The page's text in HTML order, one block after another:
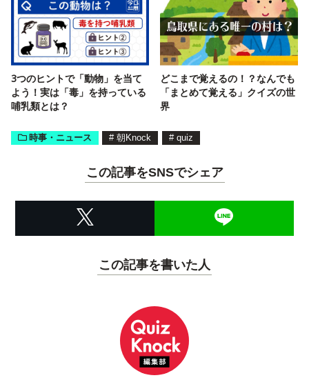
3つのヒントで「動物」を当て
よう！実は「毒」を持っている
哺乳類とは？
どこまで覚えるの！？なんでも
「まとめて覚える」クイズの世
界
時事・ニュース # 朝Knock # quiz
この記事をSNSでシェア
この記事を書いた人